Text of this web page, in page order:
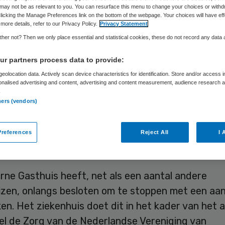
Gasthuis zal niet meedoen aan nieuwe
Federatie van
die voor het predicaat ‘Expertziekenhuis’ in
willen komen, worden worden
Terwijl we juist bezig zijn de last te
Gasthuis heeft, net als een aantal andere
onlangs besloten om te stoppen met een
Het ziekenhuis doet dit in het kader van het
de Zorg van de Nederlandse Vereniging van
not be as relevant to you. You can resurface this menu to change your choices or
the Manage Preferences link on the bottom of the webpage. Your choices will have
details, refer to our Privacy Policy. Privacy Statement
not? Then we only place essential and statistical cookies, these do not record any data
partners process data to provide:
data. Actively scan device characteristics for identification. Store and/or access
advertising and content, advertising and content measurement, audience research
(vendors)
Reject All I